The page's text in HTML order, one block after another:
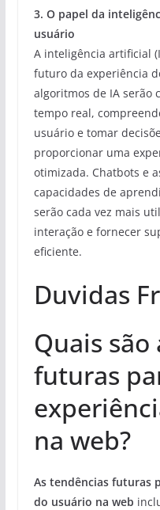
3. O papel da
usuário
A inteligência artificial
futuro da experiência
algoritmos de IA serão
tempo real,
usuário e tomar
proporcionar uma
otimizada. Chatbots e
capacidades de
serão cada vez mais
interação e fornecer
eficiente.
Duvidas
Quais
futuras
na web?
As tendências futuras
do usuário na web